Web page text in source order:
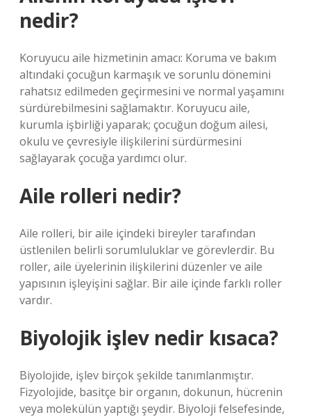
nedir?
Koruyucu aile hizmetinin amacı: Koruma ve bakım
altındaki çocuğun karmaşık ve sorunlu dönemini
rahatsız edilmeden geçirmesini ve normal yaşamını
sürdürebilmesini sağlamaktır. Koruyucu aile,
kurumla işbirliği yaparak; çocuğun doğum ailesi,
okulu ve çevresiyle ilişkilerini sürdürmesini
sağlayarak çocuğa yardımcı olur.
Aile rolleri nedir?
Aile rolleri, bir aile içindeki bireyler tarafından
üstlenilen belirli sorumluluklar ve görevlerdir. Bu
roller, aile üyelerinin ilişkilerini düzenler ve aile
yapısının işleyişini sağlar. Bir aile içinde farklı roller
vardır.
Biyolojik işlev nedir kısaca?
Biyolojide, işlev birçok şekilde tanımlanmıştır.
Fizyolojide, basitçe bir organın, dokunun, hücrenin
veya molekülün yaptığı şeydir. Biyoloji felsefesinde,